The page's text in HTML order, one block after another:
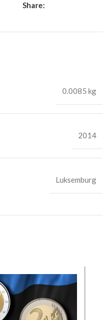
Share:
0.0085 kg
2014
Luksemburg